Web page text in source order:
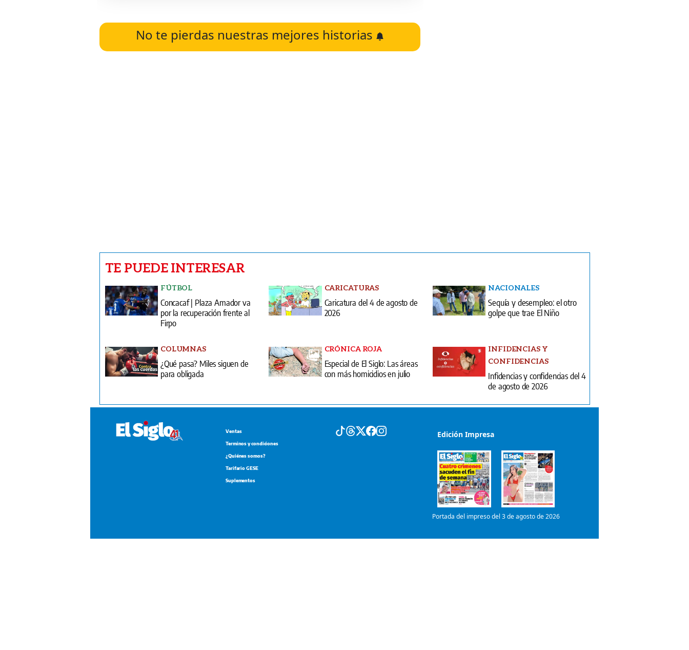
No te pierdas nuestras mejores historias
TE PUEDE INTERESAR
FÚTBOL
Concacaf | Plaza Amador va
por la recuperación frente al
Firpo
CARICATURAS
Caricatura del 4 de agosto de
2026
NACIONALES
Sequía y desempleo: el otro
golpe que trae El Niño
COLUMNAS
¿Qué pasa? Miles siguen de
para obligada
CRÓNICA ROJA
Especial de El Siglo: Las áreas
con más homicidios en julio
INFIDENCIAS Y
CONFIDENCIAS
Infidencias y confidencias del 4
de agosto de 2026
Ventas
Terminos y condiciones
¿Quiénes somos?
Tarifario GESE
Suplementos
Edición Impresa
Portada del impreso del 3 de agosto de 2026